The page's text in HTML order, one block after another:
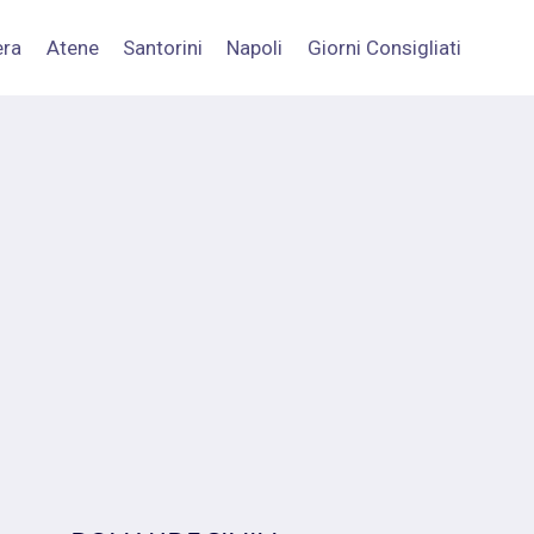
Atene Santorini Napoli Giorni Consigliati